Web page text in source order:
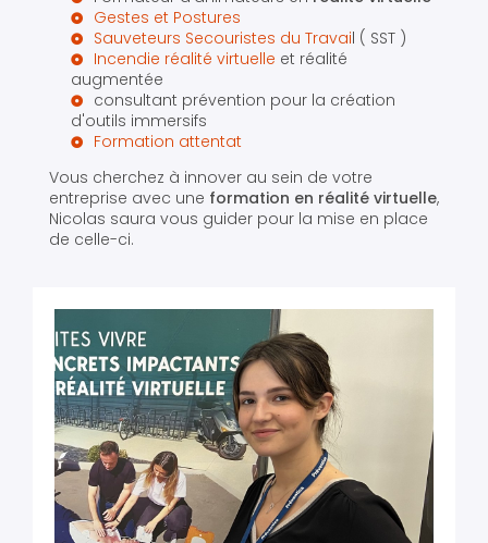
Gestes et Postures
Sauveteurs Secouristes du Travail ( SST )
Incendie réalité virtuelle et réalité
augmentée
consultant prévention pour la création
d'outils immersifs
Formation attentat
Vous cherchez à innover au sein de votre
entreprise avec une formation en réalité virtuelle,
Nicolas saura vous guider pour la mise en place
de celle-ci.